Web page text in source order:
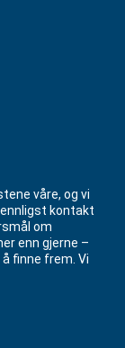
våre, og vi
kontakt
om
enn gjerne –
finne frem. Vi